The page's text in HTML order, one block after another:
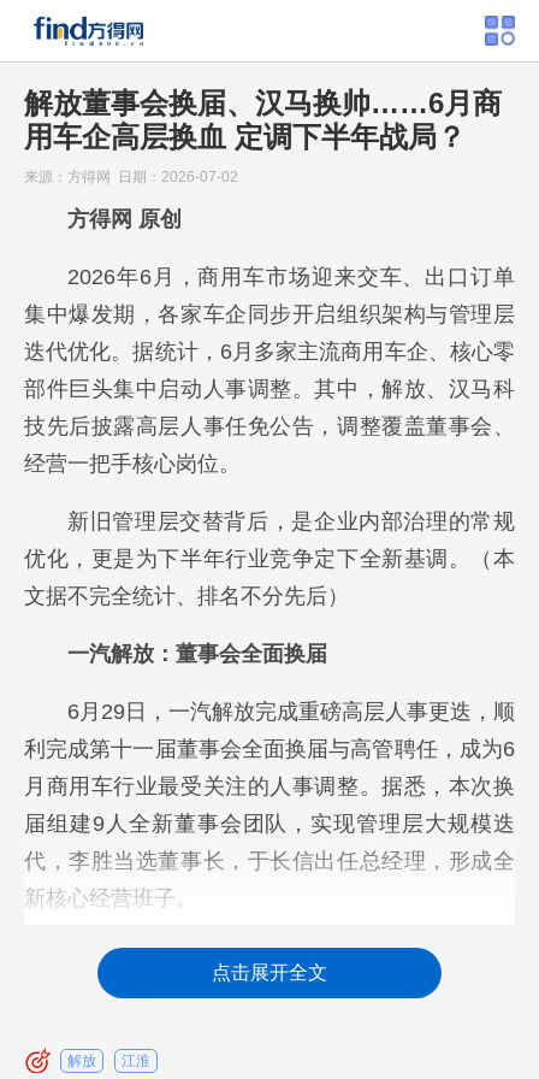
解放董事会换届、汉马换帅……6月商
用车企高层换血 定调下半年战局？
来源：方得网 日期：2026-07-02
方得网 原创
2026年6月，商用车市场迎来交车、出口订单
集中爆发期，各家车企同步开启组织架构与管理层
迭代优化。据统计，6月多家主流商用车企、核心零
部件巨头集中启动人事调整。其中，解放、汉马科
技先后披露高层人事任免公告，调整覆盖董事会、
经营一把手核心岗位。
新旧管理层交替背后，是企业内部治理的常规
优化，更是为下半年行业竞争定下全新基调。（本
文据不完全统计、排名不分先后）
一汽解放：董事会全面换届
6月29日，一汽解放完成重磅高层人事更迭，顺
利完成第十一届董事会全面换届与高管聘任，成为6
月商用车行业最受关注的人事调整。据悉，本次换
届组建9人全新董事会团队，实现管理层大规模迭
代，李胜当选董事长，于长信出任总经理，形成全
新核心经营班子。
具体来看，一、公司第十一届董事会组成情
况：非独立董事：李胜先生（董事长）、于长信先
事：赵福全先生、沈进军先生、王旭女士。职工代
点击展开全文
解放 江淮